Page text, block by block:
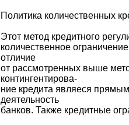
Политика количественных
Этот метод кредитного
количественное
отличие
от рассмотренных выше
контингентирова-
ние кредита являеся
деятельность
банков. Также кредитные